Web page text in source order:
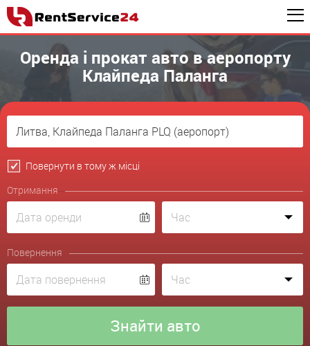
Оренда і прокат авто в аеропорту
Клайпеда Паланга
Повернути в тому ж місці
Отримання
Повернення